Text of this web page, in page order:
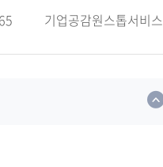
기업공감원스톱서비스